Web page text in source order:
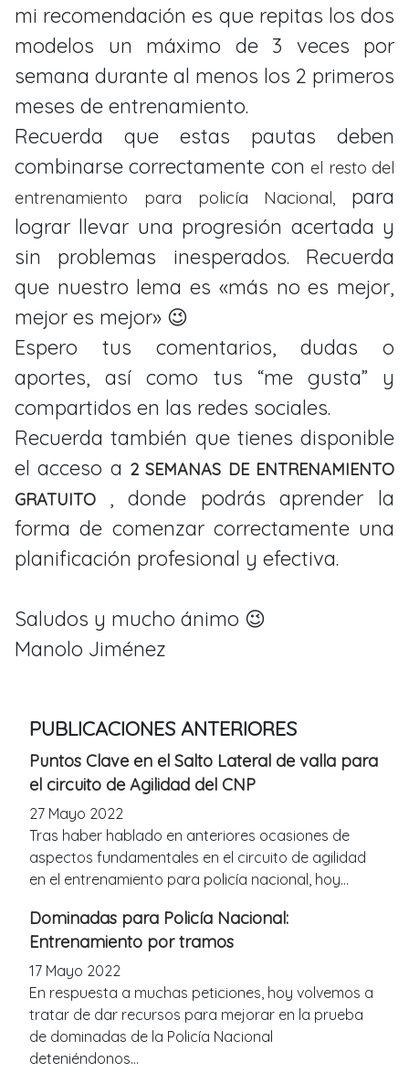
mi recomendación es que repitas los dos
modelos un máximo de 3 veces por
semana durante al menos los 2 primeros
meses de entrenamiento.
Recuerda que estas pautas deben
combinarse correctamente con el resto del
entrenamiento para policía Nacional, para
lograr llevar una progresión acertada y
sin problemas inesperados. Recuerda
que nuestro lema es «más no es mejor,
mejor es mejor» 😉
Espero tus comentarios, dudas o
aportes, así como tus “me gusta” y
compartidos en las redes sociales.
Recuerda también que tienes disponible
el acceso a 2 SEMANAS DE ENTRENAMIENTO
GRATUITO , donde podrás aprender la
forma de comenzar correctamente una
planificación profesional y efectiva.
Saludos y mucho ánimo 😉
Manolo Jiménez
PUBLICACIONES ANTERIORES
Puntos Clave en el Salto Lateral de valla para
el circuito de Agilidad del CNP
27 Mayo 2022
Tras haber hablado en anteriores ocasiones de
aspectos fundamentales en el circuito de agilidad
en el entrenamiento para policía nacional, hoy...
Dominadas para Policía Nacional:
Entrenamiento por tramos
17 Mayo 2022
En respuesta a muchas peticiones, hoy volvemos a
tratar de dar recursos para mejorar en la prueba
de dominadas de la Policía Nacional
deteniéndonos...